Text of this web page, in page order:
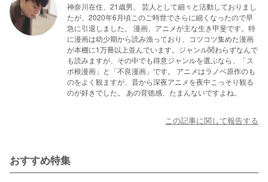
神奈川在住、21歳男。 芸人として細々と活動しておりまし
たが、2020年6月頃このご時世でさらに細くなったので早
急に引退しました。 漫画、アニメが主な生き甲斐です。特
に漫画は幼少期から読み漁っており、コツコツ集めた漫画
が本棚に1万冊以上並んでいます。ジャンル関わらずなんで
も読みますが、その中でも得意ジャンルを選ぶなら、「ス
ポ根漫画」と「不良漫画」です。 アニメはラノベ原作のも
のをよく観ますが、昔から深夜アニメを夜中こっそり観る
のが好きでした。 あの背徳感、たまんないですよね。
この記事に関して報告する
おすすめ特集